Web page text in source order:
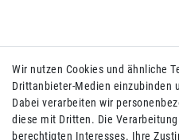
Wir nutzen Cookies und ähnliche
Drittanbieter-Medien einzubinden
Dabei verarbeiten wir
diese mit Dritten. Die
berechtigten Interesses. Ihre